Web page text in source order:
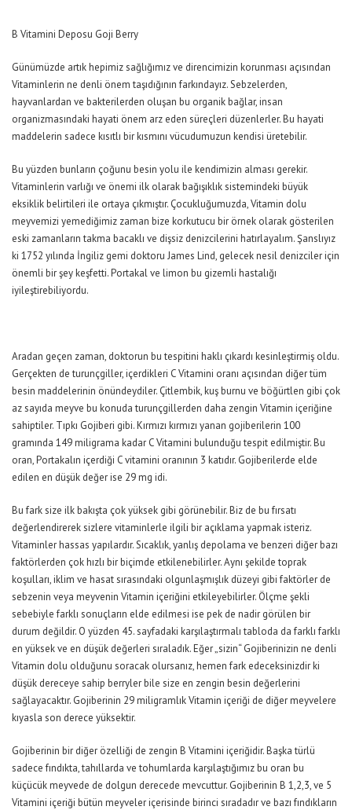
B Vitamini Deposu Goji Berry
Günümüzde artık hepimiz sağlığımız ve direncimizin korunması açısından
Vitaminlerin ne denli önem taşıdığının farkındayız. Sebzelerden,
hayvanlardan ve bakterilerden oluşan bu organik bağlar, insan
organizmasındaki hayati önem arz eden süreçleri düzenlerler. Bu hayati
maddelerin sadece kısıtlı bir kısmını vücudumuzun kendisi üretebilir.
Bu yüzden bunların çoğunu besin yolu ile kendimizin alması gerekir.
Vitaminlerin varlığı ve önemi ilk olarak bağışıklık sistemindeki büyük
eksiklik belirtileri ile ortaya çıkmıştır. Çocukluğumuzda, Vitamin dolu
meyvemizi yemediğimiz zaman bize korkutucu bir örnek olarak gösterilen
eski zamanların takma bacaklı ve dişsiz denizcilerini hatırlayalım. Şanslıyız
ki 1752 yılında İngiliz gemi doktoru James Lind, gelecek nesil denizciler için
önemli bir şey keşfetti. Portakal ve limon bu gizemli hastalığı
iyileştirebiliyordu.
Aradan geçen zaman, doktorun bu tespitini haklı çıkardı kesinleştirmiş oldu.
Gerçekten de turunçgiller, içerdikleri C Vitamini oranı açısından diğer tüm
besin maddelerinin önündeydiler. Çitlembik, kuş burnu ve böğürtlen gibi çok
az sayıda meyve bu konuda turunçgillerden daha zengin Vitamin içeriğine
sahiptiler. Tıpkı Gojiberi gibi. Kırmızı kırmızı yanan gojiberilerin 100
gramında 149 miligrama kadar C Vitamini bulunduğu tespit edilmiştir. Bu
oran, Portakalın içerdiği C vitamini oranının 3 katıdır. Gojiberilerde elde
edilen en düşük değer ise 29 mg idi.
Bu fark size ilk bakışta çok yüksek gibi görünebilir. Biz de bu fırsatı
değerlendirerek sizlere vitaminlerle ilgili bir açıklama yapmak isteriz.
Vitaminler hassas yapılardır. Sıcaklık, yanlış depolama ve benzeri diğer bazı
faktörlerden çok hızlı bir biçimde etkilenebilirler. Aynı şekilde toprak
koşulları, iklim ve hasat sırasındaki olgunlaşmışlık düzeyi gibi faktörler de
sebzenin veya meyvenin Vitamin içeriğini etkileyebilirler. Ölçme şekli
sebebiyle farklı sonuçların elde edilmesi ise pek de nadir görülen bir
durum değildir. O yüzden 45. sayfadaki karşılaştırmalı tabloda da farklı farklı
en yüksek ve en düşük değerleri sıraladık. Eğer „sizin“ Gojiberinizin ne denli
Vitamin dolu olduğunu soracak olursanız, hemen fark edeceksinizdir ki
düşük dereceye sahip berryler bile size en zengin besin değerlerini
sağlayacaktır. Gojiberinin 29 miligramlık Vitamin içeriği de diğer meyvelere
kıyasla son derece yüksektir.
Gojiberinin bir diğer özelliği de zengin B Vitamini içeriğidir. Başka türlü
sadece fındıkta, tahıllarda ve tohumlarda karşılaştığımız bu oran bu
küçücük meyvede de dolgun derecede mevcuttur. Gojiberinin B 1,2,3, ve 5
Vitamini içeriği bütün meyveler içerisinde birinci sıradadır ve bazı fındıkların